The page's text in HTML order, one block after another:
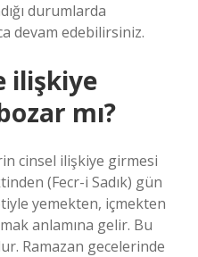
durumlarda
devam edebilirsiniz.
ilişkiye
mı?
cinsel ilişkiye girmesi
(Fecr-i Sadık) gün
yemekten, içmekten
anlamına gelir. Bu
Ramazan gecelerinde